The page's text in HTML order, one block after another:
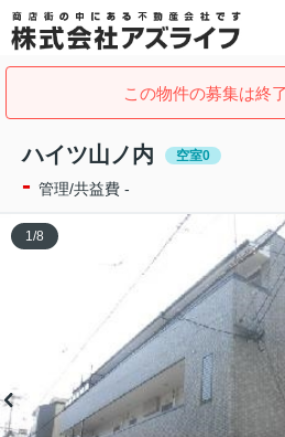
この物件の募集は終
ハイツ山ノ内 空室0
- 管理/共益費 -
1/8